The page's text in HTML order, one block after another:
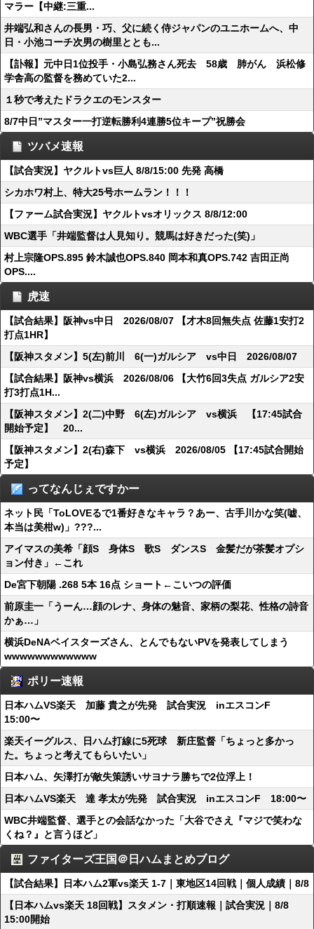
マラー【中継:三重...
井端弘和さんの長男・巧、父に続く侍ジャパンのユニホームへ、中
日・小池コーチ次男の樹里ととも...
【訃報】元中日1位投手・小島弘務さん死去 58歳 肺がん 浜松修
学舎高の監督を務めていた2...
１秒で考えたドラクエのモンスター
8/7中日”マスター一打逆転勝利4連勝5位キープ”祝勝会
ツバメ速報
【試合実況】ヤクルトvs巨人 8/8/15:00 先発 高橋
シカホワ村上、特大25号ホームラン！！！
【ファーム試合実況】ヤクルトvsオリックス 8/8/12:00
WBC選手「井端監督は人見知り。競馬は好きだった(笑)」
村上宗隆OPS.895 鈴木誠也OPS.840 岡本和真OPS.742 吉田正尚
OPS....
虎速
【試合結果】阪神vs中日 2026/08/07 【才木8回無失点 佐藤1安打2
打点1HR】
【阪神スタメン】5(左)前川 6(一)ガルシア vs中日 2026/08/07
【試合結果】阪神vs横浜 2026/08/06 【大竹6回3失点 ガルシア2安
打3打点1H...
【阪神スタメン】2(二)中野 6(左)ガルシア vs横浜 【17:45試合
開始予定】 20...
【阪神スタメン】2(右)森下 vs横浜 2026/08/05 【17:45試合開始
予定】
ってなんじぇですかー
ネット民「ToLOVEるで1番好きなキャラ？あー、古手川かな笑(嘘、
本当は美柑w)」???...
アイマスの美希「顔S 身体S 歌S ダンスS 金髪だが茶髪オプシ
ョン付き」←これ
De宮下朝陽 .268 5本 16点 ショート←こいつの評価
前原圭一「うーん…顔のレナ、身体の魅音、家柄の梨花、性格の詩音
かぁ…」
横浜DeNAベイスターズさん、とんでもないPVを発表してしまう
wwwwwwwwwwww
ポリー速報
日本ハムVS楽天 加藤 貴之が先発 試合実況 inエスコンF
15:00〜
楽天イーグルス、日ハム打線に5死球 新庄監督「ちょっと多かっ
た。ちょっと考えてもらいたい」
日本ハム、矢澤打が敵失策誘いサヨナラ勝ちで2位浮上！
日本ハムVS楽天 達 孝太が先発 試合実況 inエスコンF 18:00〜
WBC井端監督、選手との会話なかった「大谷でさえ『マジで笑わな
くね？』と言うほど」
ファイターズ王国＠日ハムまとめブログ
【試合結果】日本ハム2軍vs楽天 1-7｜東地区14回戦｜個人成績｜8/8
【日本ハムvs楽天 18回戦】スタメン・打順速報｜試合実況｜8/8
15:00開始